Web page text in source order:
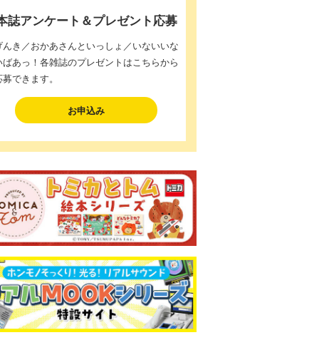
誌アンケート＆プレゼント応募
んき／おかあさんといっしょ／いないいな
ばあっ！各雑誌のプレゼントはこちらから
できます。
お申込み